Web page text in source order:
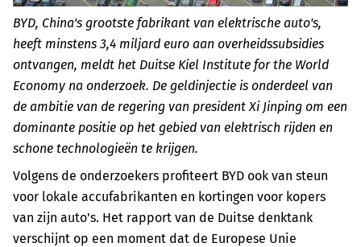
BYD, China's grootste fabrikant van elektrische auto's,
heeft minstens 3,4 miljard euro aan overheidssubsidies
ontvangen, meldt het Duitse Kiel Institute for the World
Economy na onderzoek. De geldinjectie is onderdeel van
de ambitie van de regering van president Xi Jinping om een
dominante positie op het gebied van elektrisch rijden en
schone technologieën te krijgen.
Volgens de onderzoekers profiteert BYD ook van steun
voor lokale accufabrikanten en kortingen voor kopers
van zijn auto's. Het rapport van de Duitse denktank
verschijnt op een moment dat de Europese Unie